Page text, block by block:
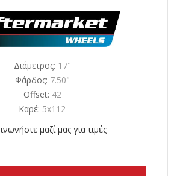
Διάμετρος: 17"
Φάρδος: 7.50"
Offset: 42
Καρέ: 5x112
μαζί μας για τιμές